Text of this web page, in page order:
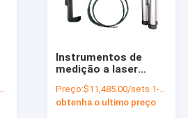
Instrumentos de
medição a laser
detecção de
deslocamento e
Preço:$11,485.00/sets 1-9 sets
obtenha o ultimo preço